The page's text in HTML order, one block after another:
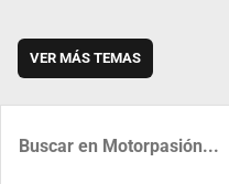
VER MÁS TEMAS